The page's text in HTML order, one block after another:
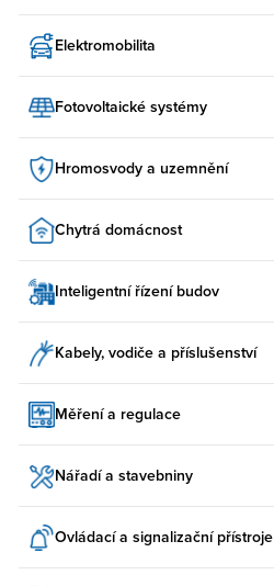
Elektromobilita
Fotovoltaické systémy
Hromosvody a uzemnění
Chytrá domácnost
Inteligentní řízení budov
Kabely, vodiče a příslušenství
Měření a regulace
Nářadí a stavebniny
Ovládací a signalizační přístroje